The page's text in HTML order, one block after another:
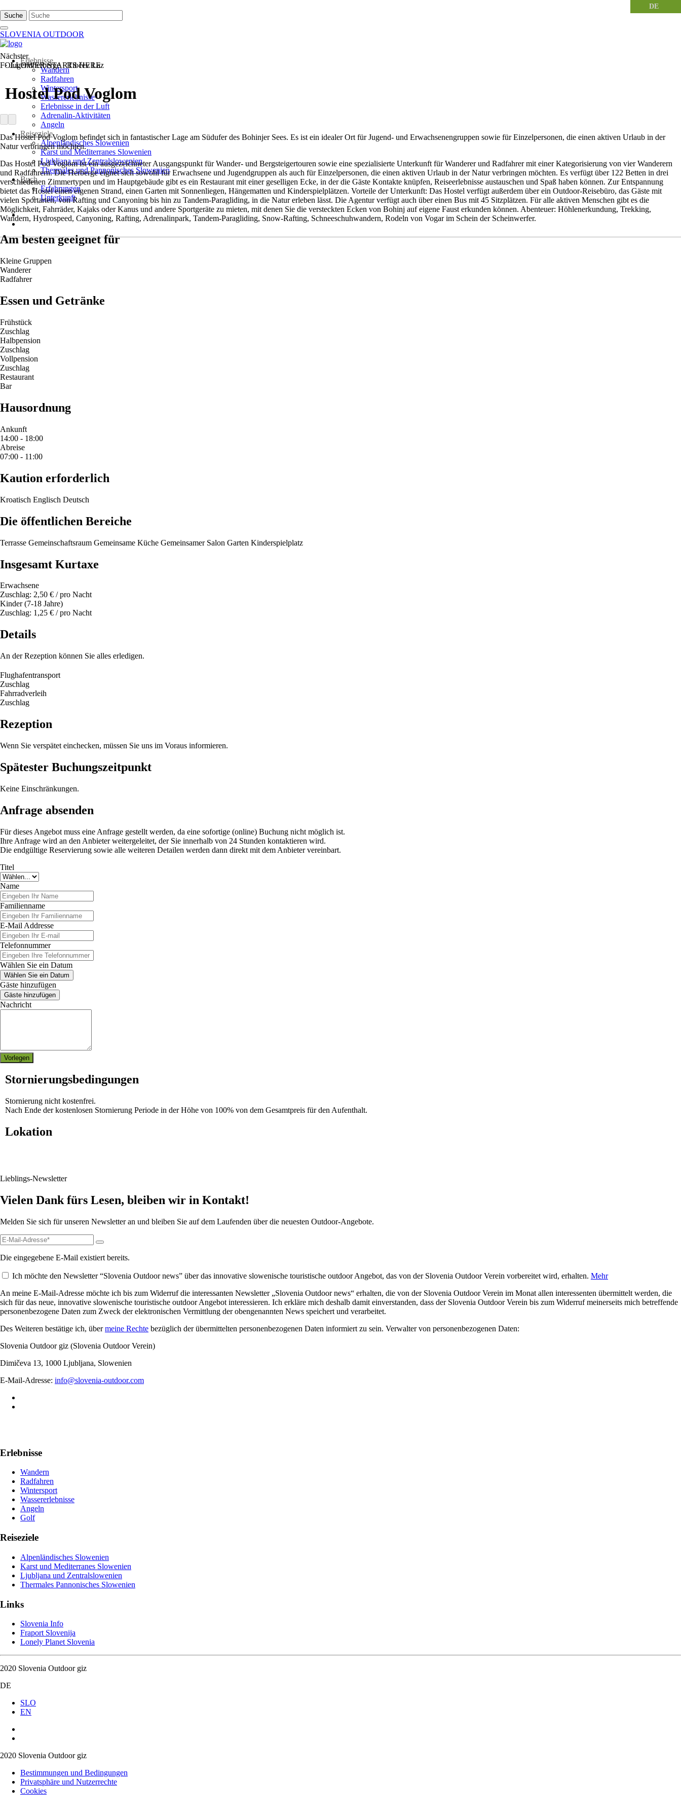
Suche
SLOVENIA OUTDOOR
Erlebnisse
Wandern
Radfahren
Wintersport
Wassererlebnisse
Erlebnisse in der Luft
Adrenalin-Aktivitäten
Angeln
Reiseziele
Alpenländisches Slowenien
Karst und Mediterranes Slowenien
Ljubljana und Zentralslowenien
Thermales und Pannonisches Slowenien
Buch
Erfahrungen
Unterkunft
DE
Nächster
FOLLOWER STARTS HERE
·Jugendherberge·Ribčev Laz
Hostel Pod Voglom
Das Hostel Pod Voglom befindet sich in fantastischer Lage am Südufer des Bohinjer Sees. Es ist ein idealer Ort für Jugend- und Erwachsenengruppen sowie für Einzelpersonen, die einen aktiven Urlaub in der
Natur verbringen möchten.
Das Hostel Pod Voglom ist ein ausgezeichneter Ausgangspunkt für Wander- und Bergsteigertouren sowie eine spezialisierte Unterkunft für Wanderer und Radfahrer mit einer Kategorisierung von vier Wanderern
und Radfahrern. Die Herberge eignet sich sowohl für Erwachsene und Jugendgruppen als auch für Einzelpersonen, die einen aktiven Urlaub in der Natur verbringen möchten. Es verfügt über 122 Betten in drei
verschiedenen Zimmertypen und im Hauptgebäude gibt es ein Restaurant mit einer geselligen Ecke, in der die Gäste Kontakte knüpfen, Reiseerlebnisse austauschen und Spaß haben können. Zur Entspannung
bietet das Hostel einen eigenen Strand, einen Garten mit Sonnenliegen, Hängematten und Kinderspielplätzen. Vorteile der Unterkunft: Das Hostel verfügt außerdem über ein Outdoor-Reisebüro, das Gäste mit
vielen Sportarten, von Rafting und Canyoning bis hin zu Tandem-Paragliding, in die Natur erleben lässt. Die Agentur verfügt auch über einen Bus mit 45 Sitzplätzen. Für alle aktiven Menschen gibt es die
Möglichkeit, Fahrräder, Kajaks oder Kanus und andere Sportgeräte zu mieten, mit denen Sie die versteckten Ecken von Bohinj auf eigene Faust erkunden können. Abenteuer: Höhlenerkundung, Trekking,
Wandern, Hydrospeed, Canyoning, Rafting, Adrenalinpark, Tandem-Paragliding, Snow-Rafting, Schneeschuhwandern, Rodeln von Vogar im Schein der Scheinwerfer.
Am besten geeignet für
Kleine Gruppen
Wanderer
Radfahrer
Essen und Getränke
Frühstück
Zuschlag
Halbpension
Zuschlag
Vollpension
Zuschlag
Restaurant
Bar
Hausordnung
Ankunft
14:00 - 18:00
Abreise
07:00 - 11:00
Kaution erforderlich
Kroatisch Englisch Deutsch
Die öffentlichen Bereiche
Terrasse Gemeinschaftsraum Gemeinsame Küche Gemeinsamer Salon Garten Kinderspielplatz
Insgesamt Kurtaxe
Erwachsene
Zuschlag: 2,50 € / pro Nacht
Kinder (7-18 Jahre)
Zuschlag: 1,25 € / pro Nacht
Details
An der Rezeption können Sie alles erledigen.
Flughafentransport
Zuschlag
Fahrradverleih
Zuschlag
Rezeption
Wenn Sie verspätet einchecken, müssen Sie uns im Voraus informieren.
Spätester Buchungszeitpunkt
Keine Einschränkungen.
Anfrage absenden
Für dieses Angebot muss eine Anfrage gestellt werden, da eine sofortige (online) Buchung nicht möglich ist.
Ihre Anfrage wird an den Anbieter weitergeleitet, der Sie innerhalb von 24 Stunden kontaktieren wird.
Die endgültige Reservierung sowie alle weiteren Detailen werden dann direkt mit dem Anbieter vereinbart.
Titel
Name
Familienname
E-Mail Addresse
Telefonnummer
Wählen Sie ein Datum
Wählen Sie ein Datum
Gäste hinzufügen
Gäste hinzufügen
Nachricht
Vorlegen
Stornierungsbedingungen
Stornierung nicht kostenfrei.
Nach Ende der kostenlosen Stornierung Periode in der Höhe von 100% von dem Gesamtpreis für den Aufenthalt.
Lokation
Lieblings-Newsletter
Vielen Dank fürs Lesen, bleiben wir in Kontakt!
Melden Sie sich für unseren Newsletter an und bleiben Sie auf dem Laufenden über die neuesten Outdoor-Angebote.
Die eingegebene E-Mail existiert bereits.
Ich möchte den Newsletter “Slovenia Outdoor news” über das innovative slowenische touristische outdoor Angebot, das von der Slovenia Outdoor Verein vorbereitet wird, erhalten. Mehr
An meine E-Mail-Adresse möchte ich bis zum Widerruf die interessanten Newsletter „Slovenia Outdoor news“ erhalten, die von der Slovenia Outdoor Verein im Monat allen interessenten übermittelt werden, die
sich für das neue, innovative slowenische touristische outdoor Angebot interessieren. Ich erkläre mich deshalb damit einverstanden, dass der Slovenia Outdoor Verein bis zum Widerruf meinerseits mich betreffende
personenbezogene Daten zum Zweck der elektronischen Vermittlung der obengenannten News speichert und verarbeitet.
Des Weiteren bestätige ich, übermeine Rechte bezüglich der übermittelten personenbezogenen Daten informiert zu sein. Verwalter von personenbezogenen Daten:
Slovenia Outdoor giz (Slovenia Outdoor Verein)
Dimičeva 13, 1000 Ljubljana, Slowenien
E-Mail-Adresse: info@slovenia-outdoor.com
Erlebnisse
Wandern
Radfahren
Wintersport
Wassererlebnisse
Angeln
Golf
Reiseziele
Alpenländisches Slowenien
Karst und Mediterranes Slowenien
Ljubljana und Zentralslowenien
Thermales Pannonisches Slowenien
Links
Slovenia Info
Fraport Slovenija
Lonely Planet Slovenia
2020 Slovenia Outdoor giz
DE
SLO
EN
2020 Slovenia Outdoor giz
Bestimmungen und Bedingungen
Privatsphäre und Nutzerrechte
Cookies